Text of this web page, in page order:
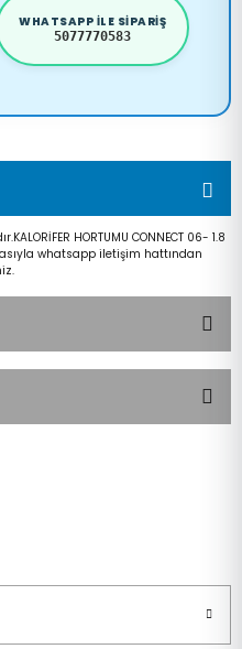
WHATSAPP ILE SIPARIŞ
5077770583
HORTUMU CONNECT 06- 1.8
whatsapp iletişim hattından